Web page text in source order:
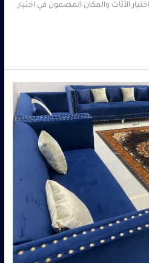
الأثاث والمكان المضمون في اختيار